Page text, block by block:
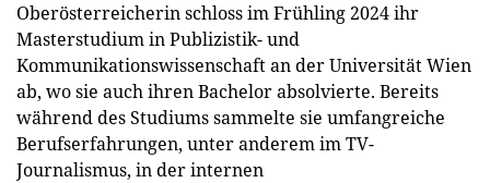
Oberösterreicherin schloss im Frühling 2024 ihr
Masterstudium in Publizistik- und
Kommunikationswissenschaft an der Universität Wien
ab, wo sie auch ihren Bachelor absolvierte. Bereits
während des Studiums sammelte sie umfangreiche
Berufserfahrungen, unter anderem im TV-
Journalismus, in der internen